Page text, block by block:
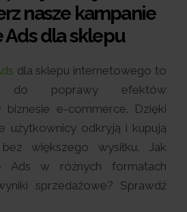
nasze kampanie
Ads dla sklepu
dla sklepu internetowego to
do poprawy efektów
biznesie e-commerce. Dzięki
użytkownicy odkryją i kupują
większego wysiłku. Jak
Ads w różnych formatach
sprzedażowe? Sprawdź